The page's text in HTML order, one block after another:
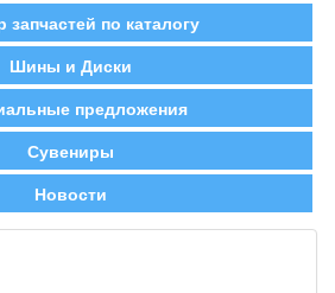
запчастей по каталогу
Шины и Диски
предложения
Сувениры
Новости